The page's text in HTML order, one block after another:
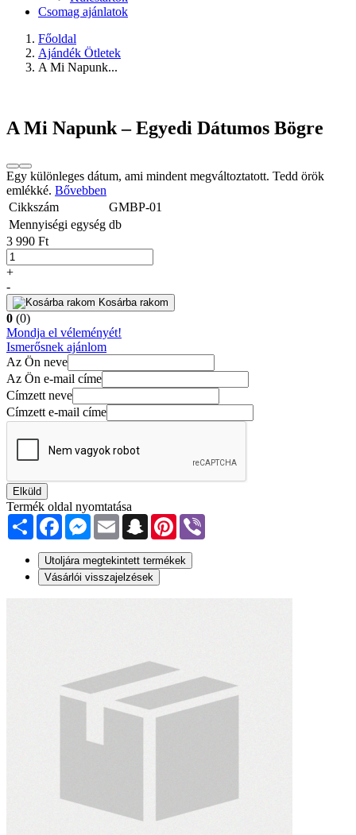
Csomag ajánlatok
Főoldal
Ajándék Ötletek
A Mi Napunk...
A Mi Napunk – Egyedi Dátumos Bögre
Egy különleges dátum, ami mindent megváltoztatott. Tedd örök
emlékké. Bővebben
Cikkszám
GMBP-01
Mennyiségi egység db
3 990 Ft
+
-
Kosárba rakom
0 (0)
Mondja el véleményét!
Ismerősnek ajánlom
Az Ön neve
Az Ön e-mail címe
Címzett neve
Címzett e-mail címe
Elküld
Termék oldal nyomtatása
Share FacebookMessenger
Email SnapchatPinterest
Utoljára megtekintett termékek
Vásárlói visszajelzések